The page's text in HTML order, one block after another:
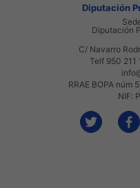
Diputación
Diputación
C/ Navarro
Telf 950 211
RRAE BOPA núm
NIF: